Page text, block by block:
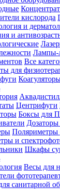
кислорода
и
и
Лампы-
Все
для
Центрифуги
Боксы для
Поляриметры
и
Шкафы
Весы для
санитарной